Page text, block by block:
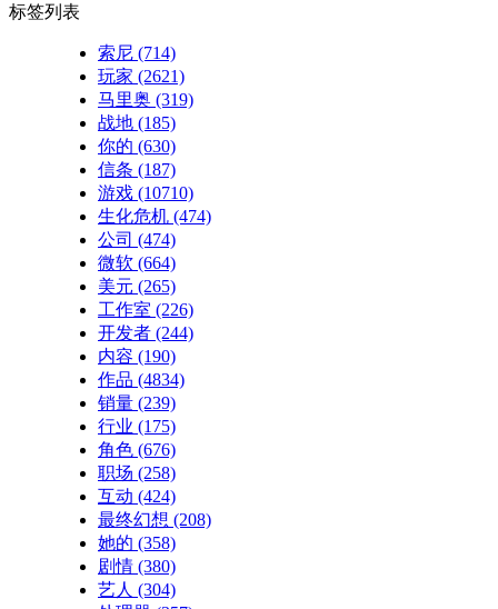
标签列表
索尼 (714)
玩家 (2621)
马里奥 (319)
战地 (185)
你的 (630)
信条 (187)
游戏 (10710)
生化危机 (474)
公司 (474)
微软 (664)
美元 (265)
工作室 (226)
开发者 (244)
内容 (190)
作品 (4834)
销量 (239)
行业 (175)
角色 (676)
职场 (258)
互动 (424)
最终幻想 (208)
她的 (358)
剧情 (380)
艺人 (304)